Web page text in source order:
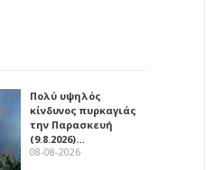
Πολύ υψηλός
κίνδυνος πυρκαγιάς
την Παρασκευή
(9.8.2026)…
08-08-2026